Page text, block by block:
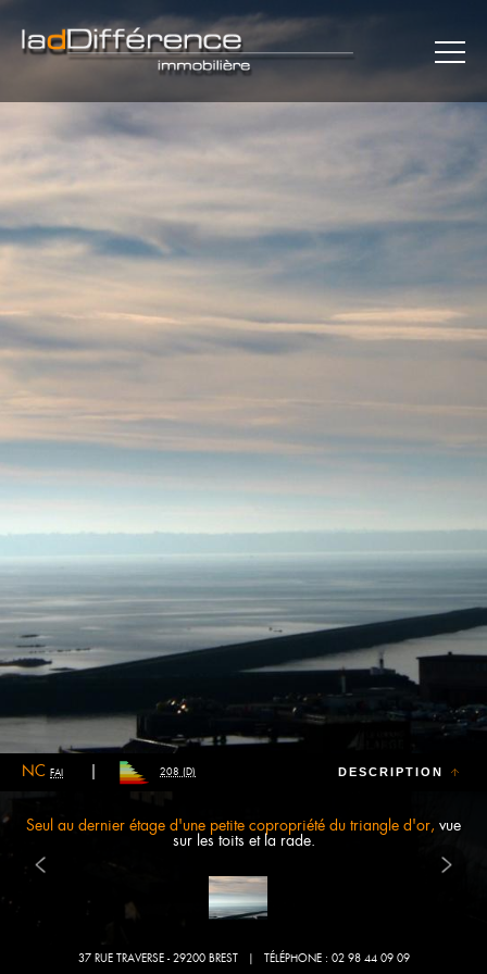
Seul au dernier étage d’une petite copropriété du triangle d’or.
NC FAI 208 (D) DESCRIPTION
Seul au dernier étage d'une petite copropriété du triangle d'or, vue
sur les toits et la rade.
37 RUE TRAVERSE - 29200 BREST| TÉLÉPHONE : 02 98 44 09 09
×
L'AGENCE
MAISONS
APPARTEMENTS